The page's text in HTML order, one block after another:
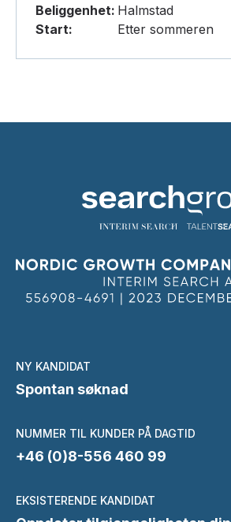
Beliggenhet: Halmstad
Start:
Etter sommeren
NY KANDIDAT
Spontan søknad
NUMMER TIL KUNDER PÅ DAGTID
+46 (0)8-556 460 99
EKSISTERENDE KANDIDAT